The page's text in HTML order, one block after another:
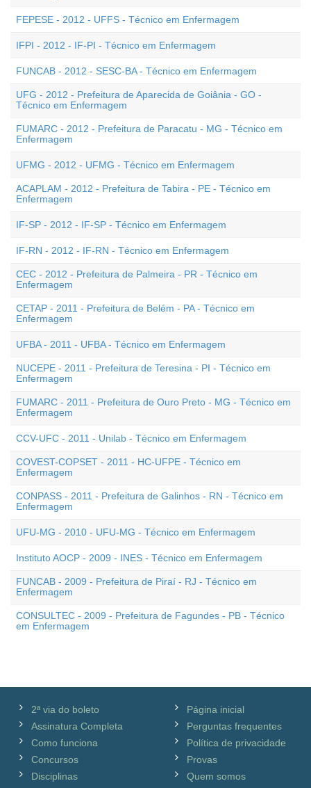
FEPESE - 2012 - UFFS - Técnico em Enfermagem
IFPI - 2012 - IF-PI - Técnico em Enfermagem
FUNCAB - 2012 - SESC-BA - Técnico em Enfermagem
UFG - 2012 - Prefeitura de Aparecida de Goiânia - GO -
Técnico em Enfermagem
FUMARC - 2012 - Prefeitura de Paracatu - MG - Técnico em
Enfermagem
UFMG - 2012 - UFMG - Técnico em Enfermagem
ACAPLAM - 2012 - Prefeitura de Tabira - PE - Técnico em
Enfermagem
IF-SP - 2012 - IF-SP - Técnico em Enfermagem
IF-RN - 2012 - IF-RN - Técnico em Enfermagem
CEC - 2012 - Prefeitura de Palmeira - PR - Técnico em
Enfermagem
CETAP - 2011 - Prefeitura de Belém - PA - Técnico em
Enfermagem
UFBA - 2011 - UFBA - Técnico em Enfermagem
NUCEPE - 2011 - Prefeitura de Teresina - PI - Técnico em
Enfermagem
FUMARC - 2011 - Prefeitura de Ouro Preto - MG - Técnico em
Enfermagem
CCV-UFC - 2011 - Unilab - Técnico em Enfermagem
COVEST-COPSET - 2011 - HC-UFPE - Técnico em
Enfermagem
CONPASS - 2011 - Prefeitura de Galinhos - RN - Técnico em
Enfermagem
UFU-MG - 2010 - UFU-MG - Técnico em Enfermagem
Instituto AOCP - 2009 - INES - Técnico em Enfermagem
FUNCAB - 2009 - Prefeitura de Piraí - RJ - Técnico em
Enfermagem
CONSULTEC - 2009 - Prefeitura de Fagundes - PB - Técnico
em Enfermagem
2ª via do boleto
Assinatura Completa
Como funciona
Concursos
Disciplinas
Página inicial
Perguntas frequentes
Política de privacidade
Provas
Quem somos